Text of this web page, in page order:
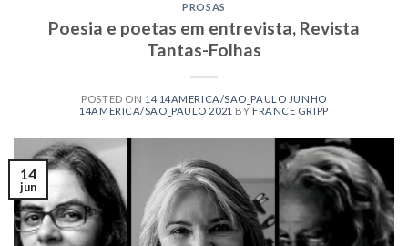
PROSAS
Poesia e poetas em entrevista, Revista
Tantas-Folhas
POSTED ON 14 14AMERICA/SAO_PAULO JUNHO
14AMERICA/SAO_PAULO 2021 BY FRANCE GRIPP
14
jun